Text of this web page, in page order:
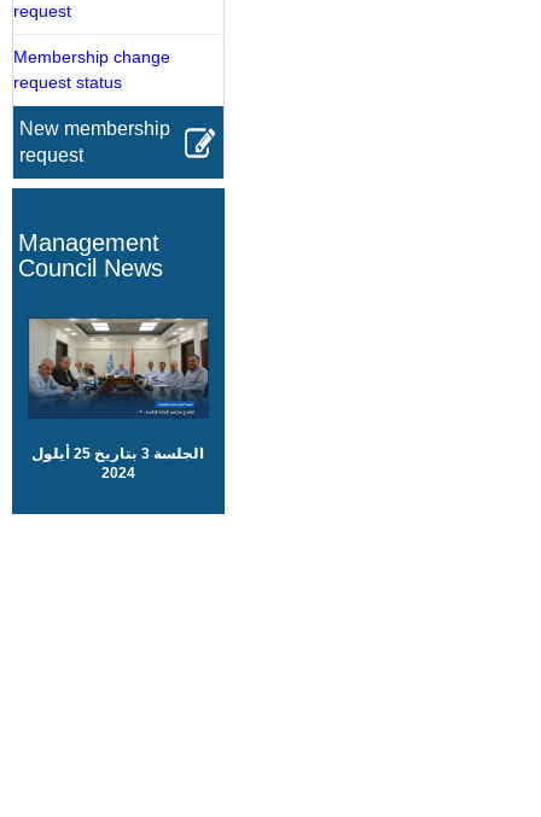
request
Membership change
request status
New membership
request
Management
Council News
الجلسة 3 بتاريخ 25 أيلول
2024